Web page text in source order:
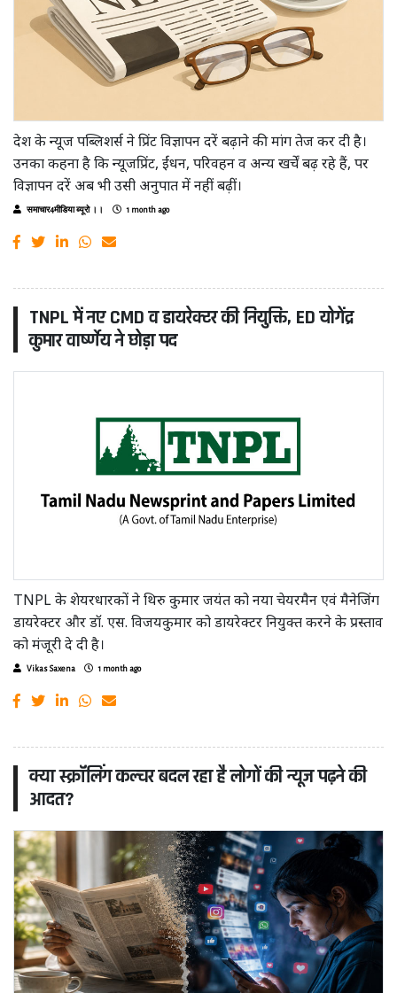
देश के न्यूज पब्लिशर्स ने प्रिंट विज्ञापन दरें बढ़ाने की मांग तेज कर दी है।
उनका कहना है कि न्यूजप्रिंट, ईंधन, परिवहन व अन्य खर्चें बढ़ रहे हैं, पर
विज्ञापन दरें अब भी उसी अनुपात में नहीं बढ़ीं।
समाचार4मीडिया ब्यूरो ।। 1 month ago
TNPL में नए CMD व डायरेक्टर की नियुक्ति, ED योगेंद्र
कुमार वार्ष्णेय ने छोड़ा पद
TNPL के शेयरधारकों ने थिरु कुमार जयंत को नया चेयरमैन एवं मैनेजिंग
डायरेक्टर और डॉ. एस. विजयकुमार को डायरेक्टर नियुक्त करने के प्रस्ताव
को मंजूरी दे दी है।
Vikas Saxena 1 month ago
क्या स्क्रॉलिंग कल्चर बदल रहा है लोगों की न्यूज पढ़ने की
आदत?